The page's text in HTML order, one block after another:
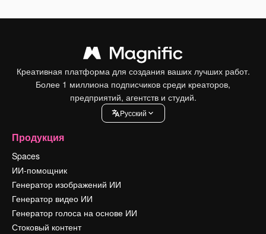
Креативная платформа для создания ваших лучших работ.
Более 1 миллиона подписчиков среди креаторов,
предприятий, агентств и студий.
Pусский
Продукция
Spaces
ИИ-помощник
Генератор изображений ИИ
Генератор видео ИИ
Генератор голоса на основе ИИ
Стоковый контент